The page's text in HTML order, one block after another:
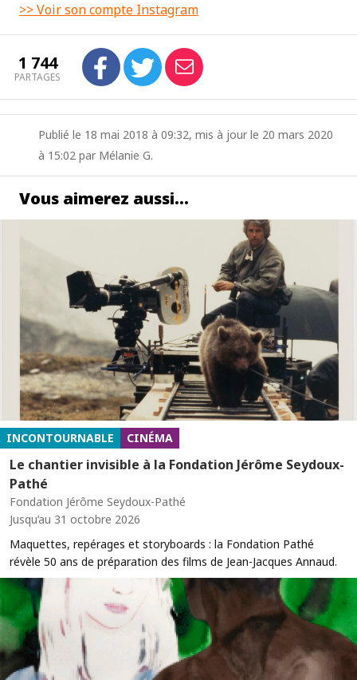
>> Voir son compte Instagram
1 744
PARTAGES
Publié le 18 mai 2018 à 09:32, mis à jour le 20 mars 2020
à 15:02 par Mélanie G.
Vous aimerez aussi…
INCONTOURNABLE CINÉMA
Le chantier invisible à la Fondation Jérôme Seydoux-
Pathé
Fondation Jérôme Seydoux-Pathé
Jusqu’au 31 octobre 2026
Maquettes, repérages et storyboards : la Fondation Pathé
révèle 50 ans de préparation des films de Jean-Jacques Annaud.